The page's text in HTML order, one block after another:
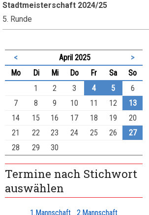
Stadtmeisterschaft 2024/25
5. Runde
< April 2025
>
Montag Dienstag
Mittwoch
Donnerstag
FreitagSamstag
Sonntag
1
2 3 4 5
6
7
8 9 10 11 12
13
14
15 16 17 18 19
20
21
22 23 24 25 26
27
28
29 30
Termine nach Stichwort
auswählen
1.Mannschaft
2.Mannschaft